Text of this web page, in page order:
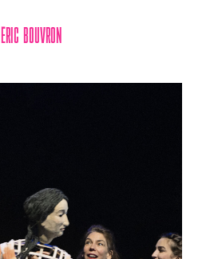
ÉRIC BOUVRON